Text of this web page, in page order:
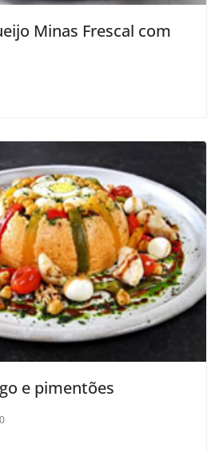
Minas Frescal com
e pimentões